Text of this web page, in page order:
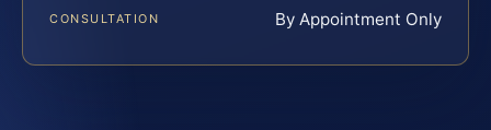
CONSULTATION By Appointment Only